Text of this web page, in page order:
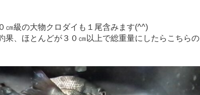
㎝級の大物クロダイも１尾含みます(^^)
、ほとんどが３０㎝以上で総重量にしたらこちらの